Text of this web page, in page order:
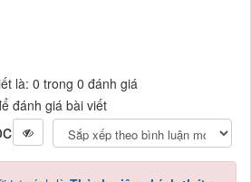
là: 0 trong 0 đánh giá
đánh giá bài viết